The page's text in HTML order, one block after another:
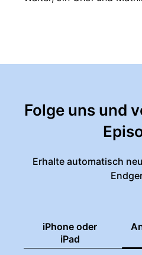
Folge uns und
Erhalte automatisch
iPhone oder
iPad